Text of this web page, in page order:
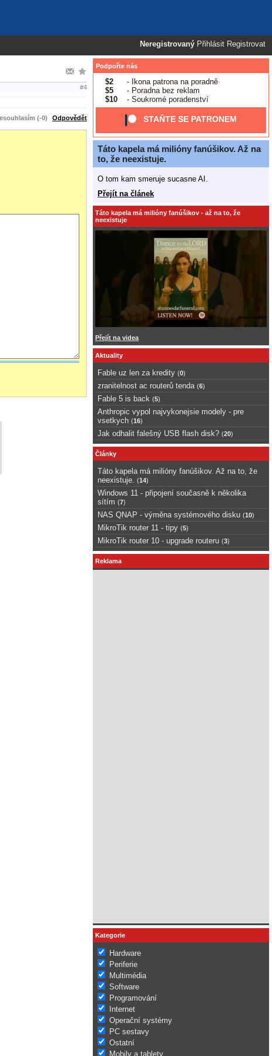
Neregistrovaný Přihlásit Registrovat
#4
(-0) Odpovědět
Podpořte nás
$2
- Ikona patrona na poradně
$5
- Poradna bez reklam
$10
- Soukromé poradenství
STAŇTE SE PATRONEM
Táto kapela má milióny fanúšikov. Až na
to, že neexistuje.
O tom kam smeruje sucasne AI.
Přejít na článek
Táto kapela má milióny fanúšikov - až na to, že
neexistuje
Přejít na videa
Aktuality
Fable uz len za kredity (0)
zranitelnost ac routerů tenda (6)
Fable 5 is back (5)
Anthropic vypol najvykonejsie modely - pre
vsetkych (16)
Jak odhalit falešný USB flash disk? (20)
Články
Táto kapela má milióny fanúšikov. Až na to, že
neexistuje.
(14)
Windows 11 - připojení současně k několika
sítím (7)
NAS QNAP - výměna systémového disku (10)
MikroTik router 11 - tipy (5)
MikroTik router 10 - upgrade routeru (3)
Reklama
Kategorie
Hardware
Periferie
Multimédia
Software
Programování
Internet
Operační systémy
PC sestavy
Ostatní
Mobily a tablety